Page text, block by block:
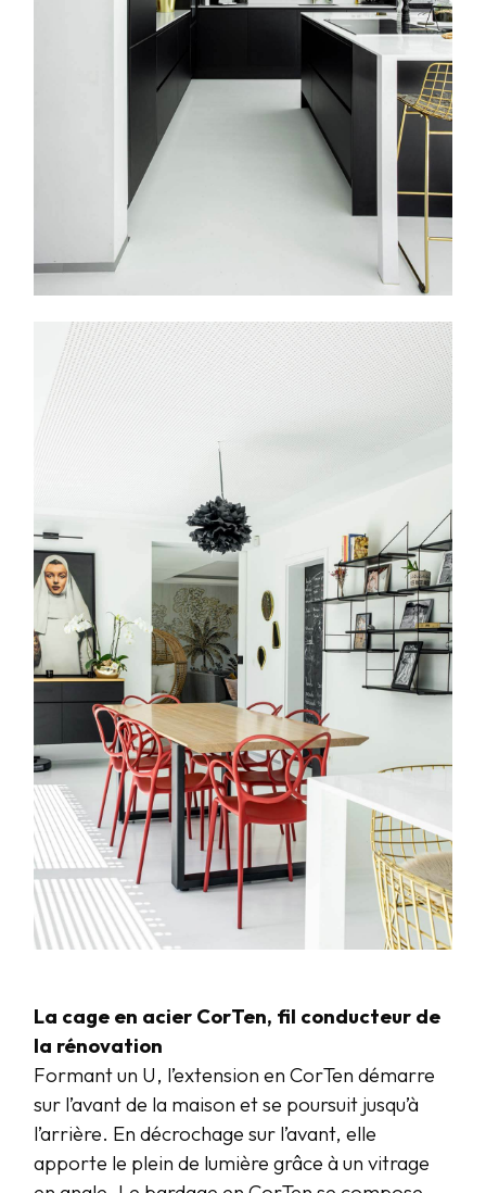
La cage en acier CorTen, fil conducteur de
la rénovation
Formant un U, l’extension en CorTen démarre
sur l’avant de la maison et se poursuit jusqu’à
l’arrière. En décrochage sur l’avant, elle
apporte le plein de lumière grâce à un vitrage